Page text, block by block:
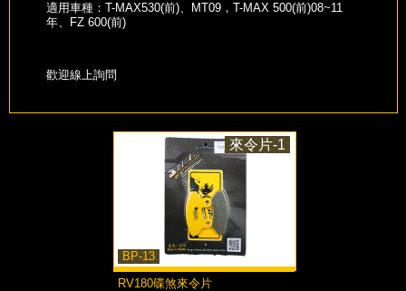
適用車種：T-MAX530(前)、MT09，T-MAX 500(前)08~11
年、FZ 600(前)
歡迎線上詢問
BP-13
來令片-1
RV180碟煞來令片